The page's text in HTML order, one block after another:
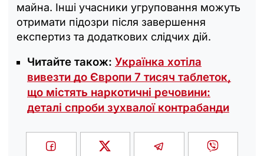
майна. Інші учасники угруповання можуть
отримати підозри після завершення
експертиз та додаткових слідчих дій.
Читайте також: Українка хотіла
вивезти до Європи 7 тисяч таблеток,
що містять наркотичні речовини:
деталі спроби зухвалої контрабанди